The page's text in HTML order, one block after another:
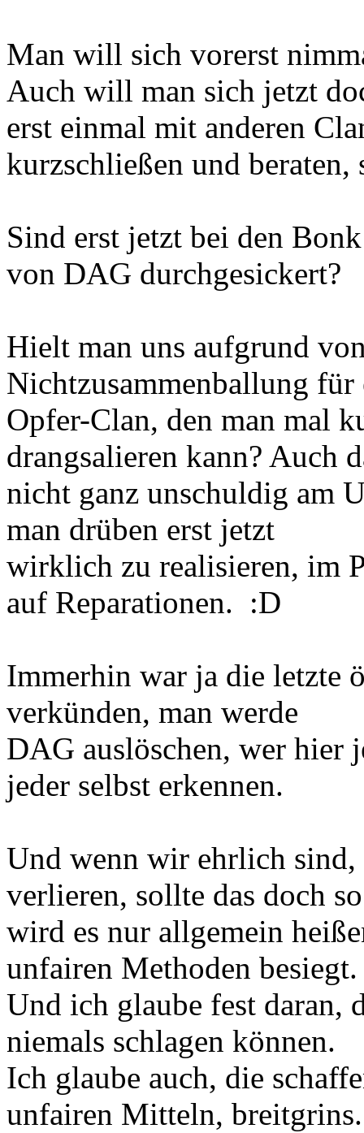
Man will sich vorerst
Auch will man sich jetzt
erst einmal mit anderen
kurzschließen und beraten,
Sind erst jetzt bei den
von DAG durchgesickert?
Hielt man uns aufgrund
Nichtzusammenballung
Opfer-Clan, den man mal
drangsalieren kann? Auch
nicht ganz unschuldig am
man drüben erst jetzt
wirklich zu realisieren, im
auf Reparationen. :D
Immerhin war ja die letzte
verkünden, man werde
DAG auslöschen, wer hier
jeder selbst erkennen.
Und wenn wir ehrlich
verlieren, sollte das doch
wird es nur allgemein
unfairen Methoden besiegt.
Und ich glaube fest daran,
niemals schlagen können.
Ich glaube auch, die
unfairen Mitteln, breitgrins.